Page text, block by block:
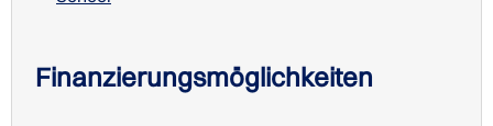
Finanzierungsmöglichkeiten